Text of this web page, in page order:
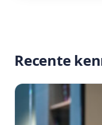
Recente